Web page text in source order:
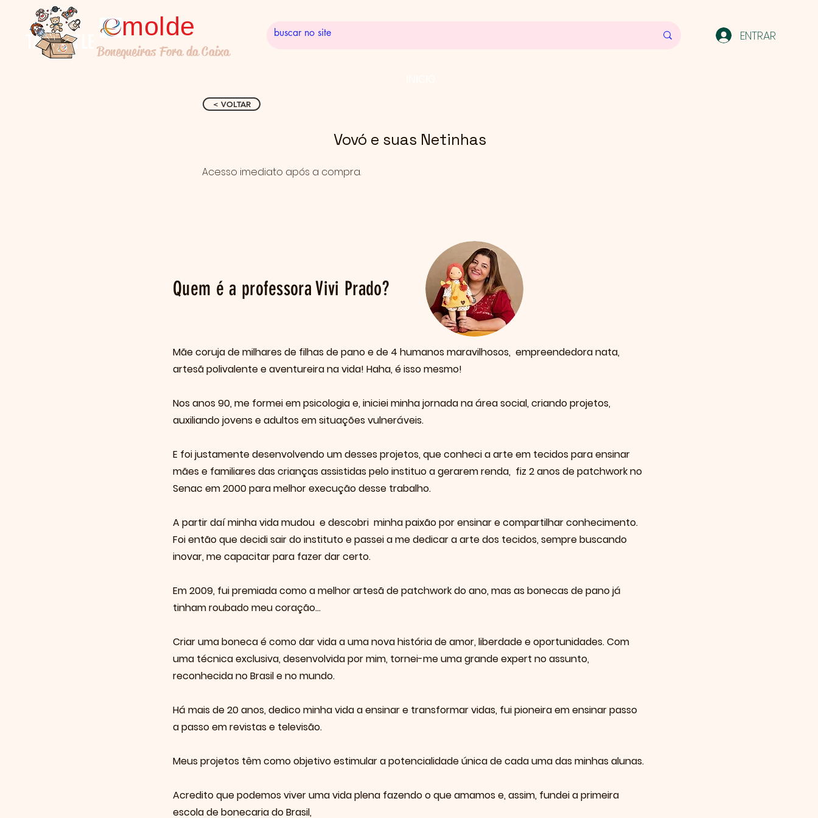
molde
Bonequeiras Fora da Caixa
ENTRAR
< VOLTAR
Vovó e suas Netinhas
Acesso imediato após a compra.
Quem é a professora Vivi Prado?
Mãe coruja de milhares de filhas de pano e de 4 humanos maravilhosos, empreendedora nata,
artesã polivalente e aventureira na vida! Haha, é isso mesmo!
Nos anos 90, me formei em psicologia e, iniciei minha jornada na área social, criando projetos,
auxiliando jovens e adultos em situações vulneráveis.
E foi justamente desenvolvendo um desses projetos, que conheci a arte em tecidos para ensinar
mães e familiares das crianças assistidas pelo instituo a gerarem renda, fiz 2 anos de patchwork no
Senac em 2000 para melhor execução desse trabalho.
A partir daí minha vida mudou e descobri minha paixão por ensinar e compartilhar conhecimento.
Foi então que decidi sair do instituto e passei a me dedicar a arte dos tecidos, sempre buscando
inovar, me capacitar para fazer dar certo.
Em 2009, fui premiada como a melhor artesã de patchwork do ano, mas as bonecas de pano já
tinham roubado meu coração...
Criar uma boneca é como dar vida a uma nova história de amor, liberdade e oportunidades. Com
uma técnica exclusiva, desenvolvida por mim, tornei-me uma grande expert no assunto,
reconhecida no Brasil e no mundo.
Há mais de 20 anos, dedico minha vida a ensinar e transformar vidas, fui pioneira em ensinar passo
a passo em revistas e televisão.
Meus projetos têm como objetivo estimular a potencialidade única de cada uma das minhas alunas.
Acredito que podemos viver uma vida plena fazendo o que amamos e, assim, fundei a primeira
escola de bonecaria do Brasil,
TALL TITLE